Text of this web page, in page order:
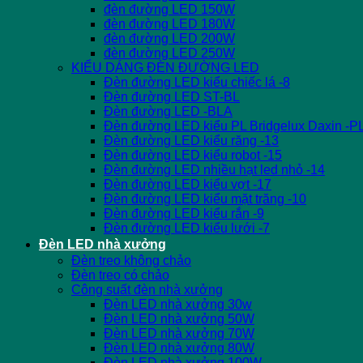
đèn đường LED 150W
đèn đường LED 180W
đèn đường LED 200W
đèn đường LED 250W
KIỂU DÁNG ĐÈN ĐƯỜNG LED
Đèn đường LED kiểu chiếc lá -8
Đèn đường LED ST-BL
Đèn đường LED -BLA
Đèn đường LED kiểu PL Bridgelux Daxin -
Đèn đường LED kiểu răng -13
Đèn đường LED kiểu robot -15
Đèn đường LED nhiều hạt led nhỏ -14
Đèn đường LED kiểu vợt -17
Đèn đường LED kiểu mặt trăng -10
Đèn đường LED kiểu rắn -9
Đèn đường LED kiểu lưới -7
Đèn LED nhà xưởng
Đèn treo không chảo
Đèn treo có chảo
Công suất đèn nhà xưởng
Đèn LED nhà xưởng 30w
Đèn LED nhà xưởng 50W
Đèn LED nhà xưởng 70W
Đèn LED nhà xưởng 80W